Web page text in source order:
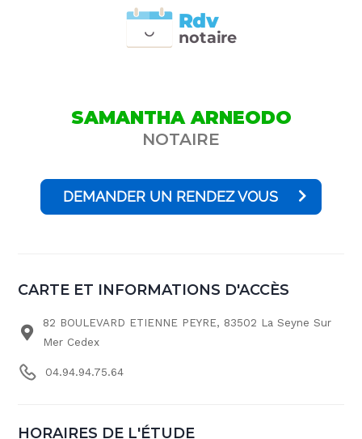
notaire
Rdv
SAMANTHA ARNEODO
NOTAIRE
DEMANDER UN RENDEZ VOUS
CARTE ET INFORMATIONS D'ACCÈS
82 BOULEVARD ETIENNE PEYRE, 83502 La Seyne Sur
Mer Cedex
04.94.94.75.64
HORAIRES DE L'ÉTUDE